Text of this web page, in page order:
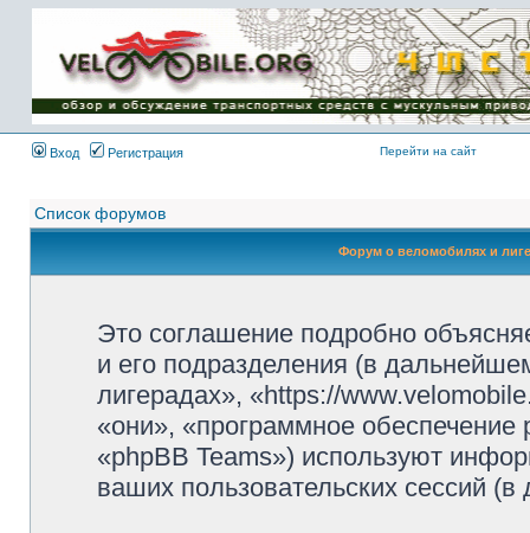
Имя пользователя:
Пароль:
{ LOG_ME_IN_SHORT
}
Вход
Регистрация Перейти на сайт
Список форумов
Форум о веломобилях и
Это соглашение подробно
и его подразделения (в
лигерадах», «https://
«они», «программное
«phpBB Teams») используют
ваших пользовательских сессий